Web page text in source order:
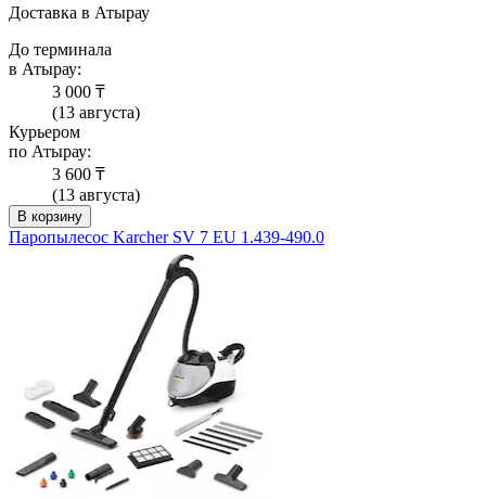
Доставка в Атырау
До терминала
в Атырау:
3 000 ₸
(13 августа)
Курьером
по Атырау:
3 600 ₸
(13 августа)
В корзину
Паропылесос Karcher SV 7 EU 1.439-490.0